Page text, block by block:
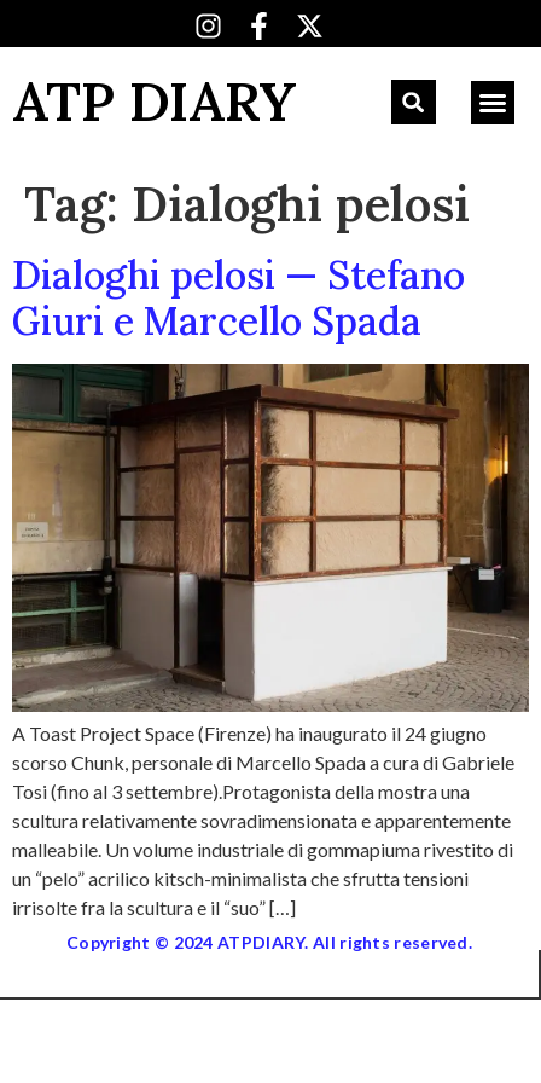
ATP DIARY
Tag: Dialoghi pelosi
Dialoghi pelosi — Stefano
Giuri e Marcello Spada
A Toast Project Space (Firenze) ha inaugurato il 24 giugno
scorso Chunk, personale di Marcello Spada a cura di Gabriele
Tosi (fino al 3 settembre).Protagonista della mostra una
scultura relativamente sovradimensionata e apparentemente
malleabile. Un volume industriale di gommapiuma rivestito di
un “pelo” acrilico kitsch-minimalista che sfrutta tensioni
irrisolte fra la scultura e il “suo” […]
Copyright © 2024 ATPDIARY. All rights reserved.